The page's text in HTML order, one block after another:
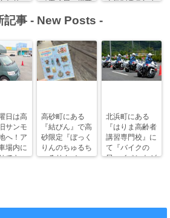
なサッ
うぜ
『寺子屋』授業
す！
人気記事ランキ
事 - New Posts -
日は高
サンモ
へ！ア
場内に
でキッ
高砂町にある
『結びん』で高
砂限定『ぼっく
りんのちゅるち
ゅるりん♪シー
北浜町にある
『はりま高齢者
講習専門校』に
て『バイクの
日』イベントが